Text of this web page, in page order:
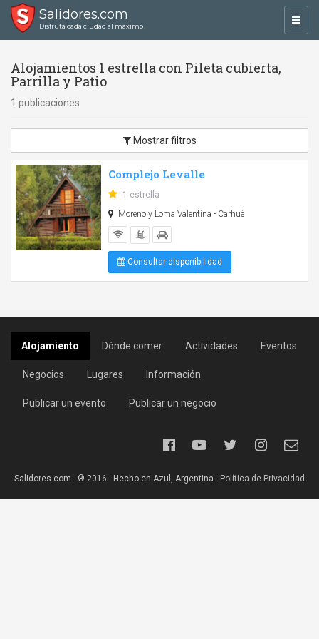
Salidores.com
Disfrutá cada ciudad al máximo
Alojamientos 1 estrella con Pileta cubierta,
Parrilla y Patio
1 publicaciones
Mostrar filtros
Complejo Levalle
1 estrella
Moreno y Loma Valentina - Carhué
Consultar disponibilidad
Alojamiento Dónde comer Actividades Eventos
Negocios Lugares Información
Publicar un evento Publicar un negocio
Salidores.com - ® 2016 - Hecho en Azul, Argentina - Política de Privacidad